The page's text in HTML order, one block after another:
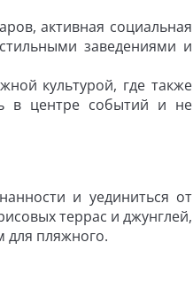
активная социальная
заведениями и
культурой, где также
в центре событий и не
и уединиться от
террас и джунглей,
для пляжного.